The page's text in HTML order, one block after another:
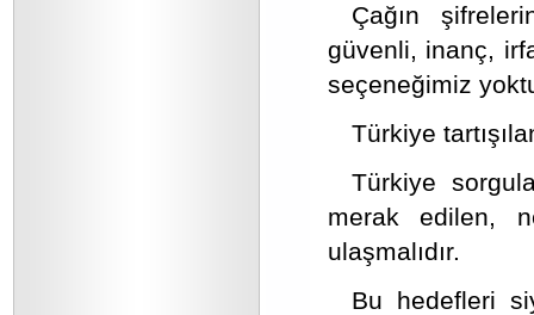
Çağın
güvenli, inanç,
seçeneğimiz
Türkiye
Türkiye
merak edilen,
ulaşmalıdır.
Bu hedefleri